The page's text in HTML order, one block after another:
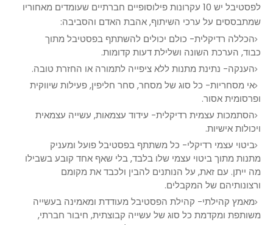
לפסטיבל יש 10 עקרונות פילוסופיים חברתיים שעומדים מאחוריו
שמתבססים על ערכי השיתוף, אהבת האדם והסביבה:
הכללה רדיקלית- כולם יכולים להשתתף בפסטיבל מתוך
כבוד, הערכת השונה ושלילת דעות קדומות.
הענקה- נתינת מתנות ללא ציפייה לתמורה או החזרת טובה.
אי מסחריות- כל סוג של מסחר, סחר חליפין, פעילות שיווקית
ופרסומית אסור.
הסתמכות עצמית רדיקלית- עידוד עצמאות, עשייה עצמאית
ויכולות אישיות.
ביטוי עצמי רדיקלי- כל משתתף בפסטיבל פועל ומעניק
מתנות מתוך ביטוי עצמי שלו בלבד, בלי שאף אחד קובע בשבילו
מה ייתן. עם זאת, על הנותנים להבין ולכבד את מקומם
ורצונותיהם של המקבלים.
מאמץ קהילתי- קהילת הפסטיבל מעודדת ומאמינה בעשייה
משותפת ומקדמת כל סוג של עשייה קבוצתית, חיבור חברתי,